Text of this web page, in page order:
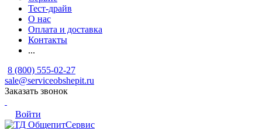
Тест-драйв
О нас
Оплата и доставка
Контакты
...
8 (800) 555-02-27
sale@serviceobshepit.ru
Заказать звонок
Войти